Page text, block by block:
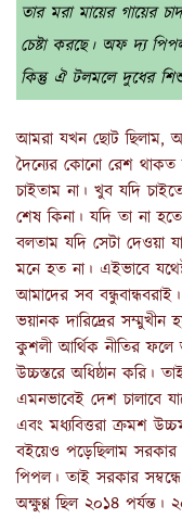
তার মরা মায়ের গায়ের
চেষ্টা করছে। অফ দ্য
কিন্তু ঐ টলমলে দুধের
আমরা যখন ছোট ছিলাম,
দৈন্যের কোনো রেশ
চাইতাম না। খুব যদি
শেষ কিনা। যদি তা না
বলতাম যদি সেটা দেওয়া
মনে হত না। এইভাবে
আমাদের সব
ভয়ানক দারিদ্রের সম্মুখীন
কুশলী আর্থিক নীতির ফলে
উচ্চস্তরে অধিষ্ঠান করি।
এমনভাবেই দেশ চালাবে
এবং মধ্যবিত্তরা ক্রমশ
বইয়েও পড়েছিলাম
পিপল। তাই সরকার
অক্ষুণ্ণ ছিল ২০১৪